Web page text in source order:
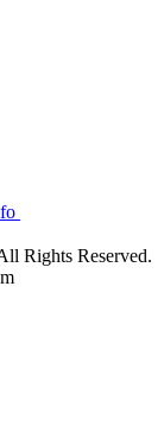
Rights Reserved.